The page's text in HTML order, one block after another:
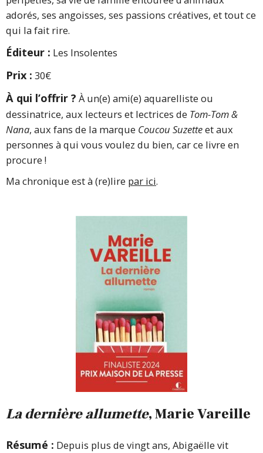
adorés, ses angoisses, ses passions créatives, et tout ce
qui la fait rire.
Éditeur : Les Insolentes
Prix : 30€
À qui l’offrir ? À un(e) ami(e) aquarelliste ou
dessinatrice, aux lecteurs et lectrices de Tom-Tom &
Nana, aux fans de la marque Coucou Suzetteet aux
personnes à qui vous voulez du bien, car ce livre en
procure !
Ma chronique est à (re)lire par ici.
La dernière allumette, Marie Vareille
Résumé : Depuis plus de vingt ans, Abigaëlle vit